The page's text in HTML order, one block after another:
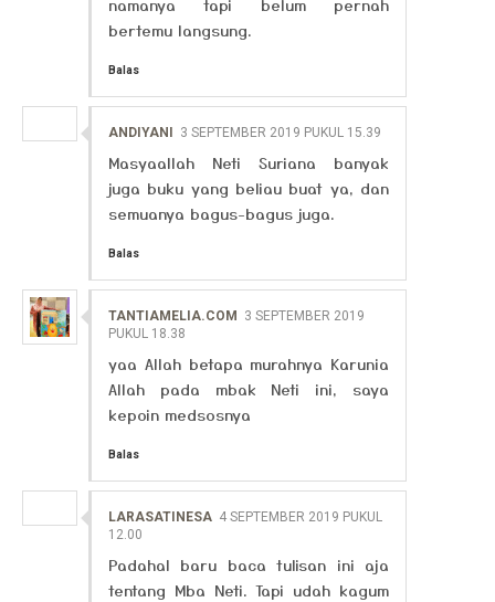
bertemu langsung.
Balas
ANDIYANI 3 SEPTEMBER 2019 PUKUL 15.39
Masyaallah Neti Suriana banyak
juga buku yang beliau buat ya, dan
semuanya bagus-bagus juga.
Balas
TANTIAMELIA.COM 3 SEPTEMBER 2019
PUKUL 18.38
yaa Allah betapa murahnya Karunia
Allah pada mbak Neti ini, saya
kepoin medsosnya
Balas
LARASATINESA 4 SEPTEMBER 2019 PUKUL
12.00
Padahal baru baca tulisan ini aja
tentang Mba Neti. Tapi udah kagum